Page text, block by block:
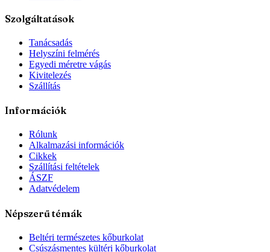
Szolgáltatások
Tanácsadás
Helyszíni felmérés
Egyedi méretre vágás
Kivitelezés
Szállítás
Információk
Rólunk
Alkalmazási információk
Cikkek
Szállítási feltételek
ÁSZF
Adatvédelem
Népszerű témák
Beltéri természetes kőburkolat
Csúszásmentes kültéri kőburkolat